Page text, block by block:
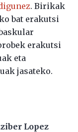
. Birikak
bat erakutsi
erakutsi
eta
jasateko.
Lopez